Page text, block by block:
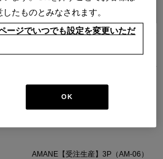
[1～24件] 153件あります
AMANE【受注生産】3P（AM-06）
たものとみなされます。
ージでいつでも設定を変更いただ
OK